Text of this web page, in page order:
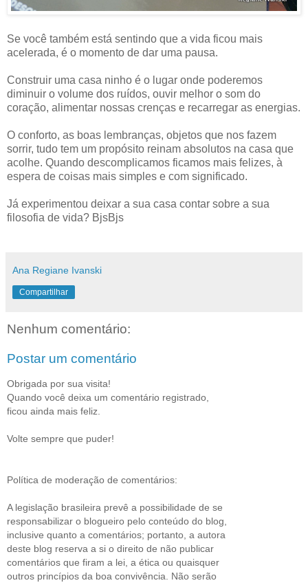
Se você também está sentindo que a vida ficou mais
acelerada, é o momento de dar uma pausa.
Construir uma casa ninho é o lugar onde poderemos
diminuir o volume dos ruídos, ouvir melhor o som do
coração, alimentar nossas crenças e recarregar as energias.
O conforto, as boas lembranças, objetos que nos fazem
sorrir, tudo tem um propósito reinam absolutos na casa que
acolhe. Quando descomplicamos ficamos mais felizes, à
espera de coisas mais simples e com significado.
Já experimentou deixar a sua casa contar sobre a sua
filosofia de vida? BjsBjs
Ana Regiane Ivanski
Compartilhar
Nenhum comentário:
Postar um comentário
Obrigada por sua visita!
Quando você deixa um comentário registrado,
ficou ainda mais feliz.
Volte sempre que puder!
Política de moderação de comentários:
A legislação brasileira prevê a possibilidade de se
responsabilizar o blogueiro pelo conteúdo do blog,
inclusive quanto a comentários; portanto, a autora
deste blog reserva a si o direito de não publicar
comentários que firam a lei, a ética ou quaisquer
outros princípios da boa convivência. Não serão